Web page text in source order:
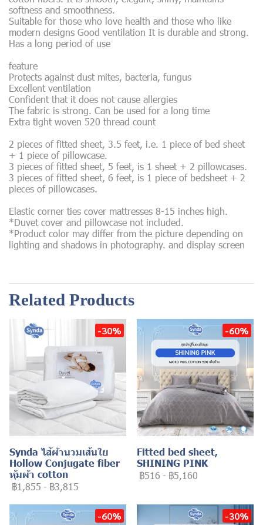
softness and smoothness.
Suitable for those who love health and those who like
modern designs Good ventilation It is durable and strong.
Has a long period of use
feature
Protects against dust mites, bacteria, fungus
Excellent ventilation
Confident that it does not cause allergies
The fabric is strong. Can be used for a long time
Extra tight woven 520 thread count
2 pieces of fitted sheet, 3.5 feet, i.e. 1 piece of bed sheet
+ 1 piece of pillowcase.
3 pieces of fitted sheet, 5 feet, is 1 sheet + 2 pillowcases.
3 pieces of fitted sheet, 6 feet, is 1 piece of bedsheet + 2
pieces of pillowcases.
Elastic corner ties cover mattresses 8-15 inches high.
*Duvet cover and pillowcase not included.
*Product color may differ from the picture depending on
lighting and shadows in photography. and display screen
Related Products
-30%
Synda ไส้ผ้านวมเส้นใย
Hollow Conjugate fiber
หุ้มผ้า cotton
฿1,855 - ฿3,815
-60%
Fitted bed sheet,
SHINING PINK
฿516 - ฿5,160
-60% -30%